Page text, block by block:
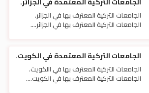
الجامعات التركية المعترف بها في الجزائر.
الجامعات التركية المعترف بها في الجزائر....
الجامعات التركية المعتمدة في الكويت.
الجامعات التركية المعترف بها في االكويت.
الجامعات التركية المعترف بها في الكويت....